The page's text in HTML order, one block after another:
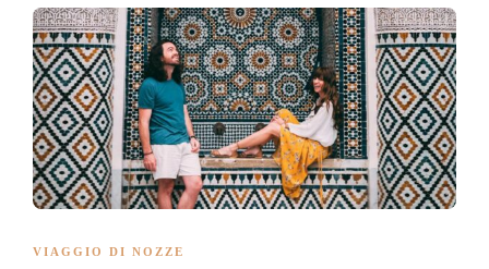
VIAGGIO DI NOZZE